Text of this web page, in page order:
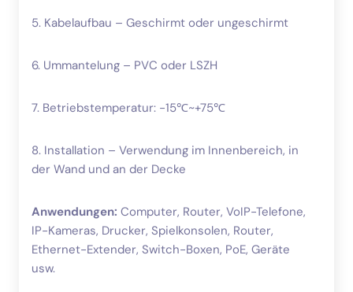
5. Kabelaufbau – Geschirmt oder ungeschirmt
6. Ummantelung – PVC oder LSZH
7. Betriebstemperatur: -15℃~+75℃
8. Installation – Verwendung im Innenbereich, in
der Wand und an der Decke
Anwendungen: Computer, Router, VoIP-Telefone,
IP-Kameras, Drucker, Spielkonsolen, Router,
Ethernet-Extender, Switch-Boxen, PoE, Geräte
usw.